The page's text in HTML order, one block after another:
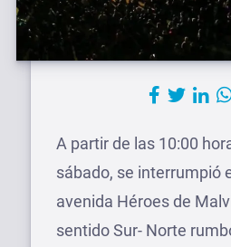
A partir de las 10:00
sábado, se interrumpió
avenida Héroes de
sentido Sur- Norte